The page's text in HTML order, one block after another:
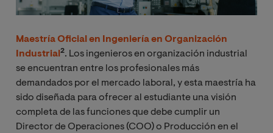
Maestría Oficial en Ingeniería en Organización
Industrial 2. Los ingenieros en organización industrial
se encuentran entre los profesionales más
demandados por el mercado laboral, y esta maestría ha
sido diseñada para ofrecer al estudiante una visión
completa de las funciones que debe cumplir un
Director de Operaciones (COO) o Producción en el